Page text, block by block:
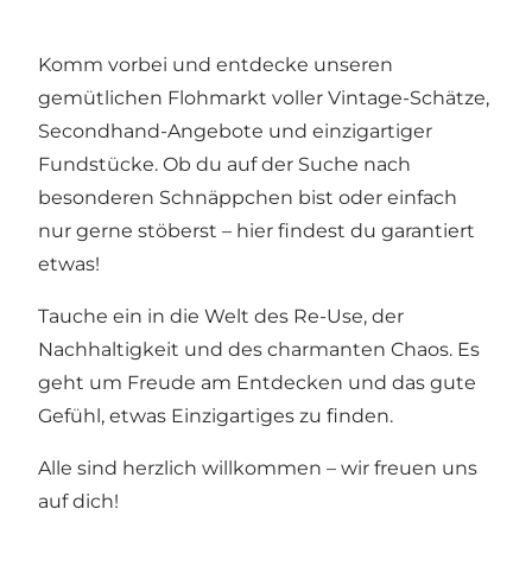
Komm vorbei und entdecke unseren
gemütlichen Flohmarkt voller Vintage-Schätze,
Secondhand-Angebote und einzigartiger
Fundstücke. Ob du auf der Suche nach
besonderen Schnäppchen bist oder einfach
nur gerne stöberst – hier findest du garantiert
etwas!
Tauche ein in die Welt des Re-Use, der
Nachhaltigkeit und des charmanten Chaos. Es
geht um Freude am Entdecken und das gute
Gefühl, etwas Einzigartiges zu finden.
Alle sind herzlich willkommen – wir freuen uns
auf dich!